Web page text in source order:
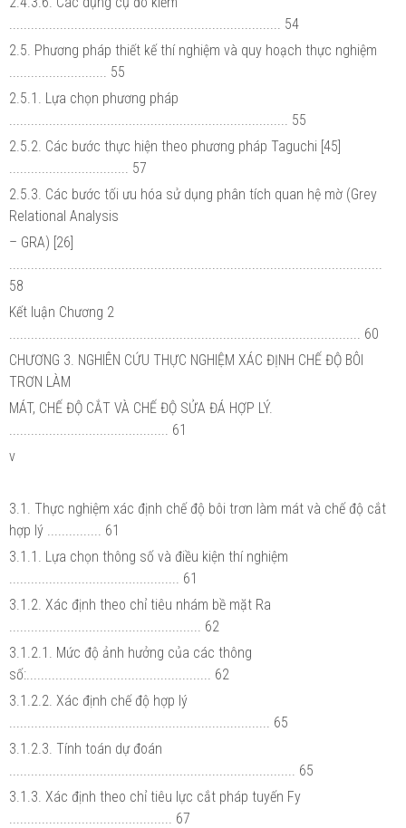
........................................................................... 54
2.5. Phương pháp thiết kế thí nghiệm và quy hoạch thực nghiệm
........................... 55
2.5.1. Lựa chọn phương pháp
............................................................................. 55
2.5.2. Các bước thực hiện theo phương pháp Taguchi [45]
................................. 57
2.5.3. Các bước tối ưu hóa sử dụng phân tích quan hệ mờ (Grey
Relational Analysis
– GRA) [26]
58
Kết luận Chương 2
................................................................................................. 60
CHƯƠNG 3. NGHIÊN CỨU THỰC NGHIỆM XÁC ĐỊNH CHẾ ĐỘ BÔI
TRƠN LÀM
MÁT, CHẾ ĐỘ CẮT VÀ CHẾ ĐỘ SỬA ĐÁ HỢP LÝ.
............................................ 61
v
3.1. Thực nghiệm xác định chế độ bôi trơn làm mát và chế độ cắt
hợp lý ............... 61
3.1.1. Lựa chọn thông số và điều kiện thí nghiệm
............................................... 61
3.1.2. Xác định theo chỉ tiêu nhám bề mặt Ra
..................................................... 62
3.1.2.1. Mức độ ảnh hưởng của các thông
số:................................................... 62
3.1.2.2. Xác định chế độ hợp lý
........................................................................ 65
3.1.2.3. Tính toán dự đoán
............................................................................... 65
3.1.3. Xác định theo chỉ tiêu lực cắt pháp tuyến Fy
............................................. 67